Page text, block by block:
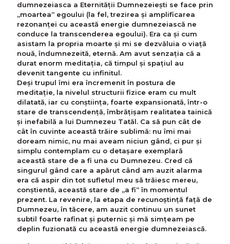
dumnezeiasca a Eternității Dumnezeiești se face prin
„moartea“ egoului (la fel, trezirea și amplificarea
rezonanței cu această energie dumnezeiască ne
conduce la transcenderea egoului). Era ca și cum
asistam la propria moarte și mi se dezvăluia o viață
nouă, îndumnezeită, eternă. Am avut senzația că a
durat enorm meditația, că timpul și spațiul au
devenit tangente cu infinitul.
Deși trupul îmi era încremenit în postura de
meditație, la nivelul structurii fizice eram cu mult
dilatată, iar cu conștiința, foarte expansionată, într-o
stare de transcendență, îmbrățișam realitatea tainică
și inefabilă a lui Dumnezeu Tatăl. Ca să pun cât de
cât în cuvinte această trăire sublimă: nu îmi mai
doream nimic, nu mai aveam niciun gând, ci pur și
simplu contemplam cu o detașare exemplară
această stare de a fi una cu Dumnezeu. Cred că
singurul gând care a apărut când am auzit alarma
era că aspir din tot sufletul meu să trăiesc mereu,
conștientă, această stare de „a fi“ în momentul
prezent. La revenire, la etapa de recunoștință față de
Dumnezeu, în tăcere, am auzit continuu un sunet
subtil foarte rafinat și puternic și mă simțeam pe
deplin fuzionată cu această energie dumnezeiască.